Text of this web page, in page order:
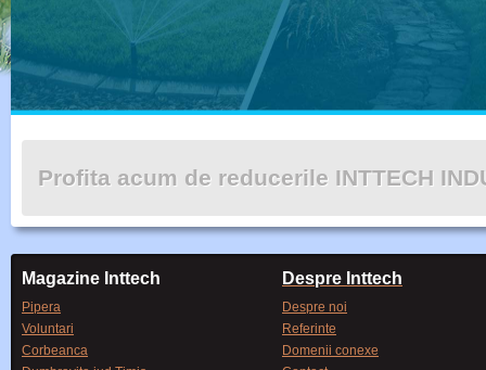
Profita acum de reducerile INTTECH
Magazine Inttech
Pipera
Voluntari
Corbeanca
Despre Inttech
Despre noi
Referinte
Domenii conexe